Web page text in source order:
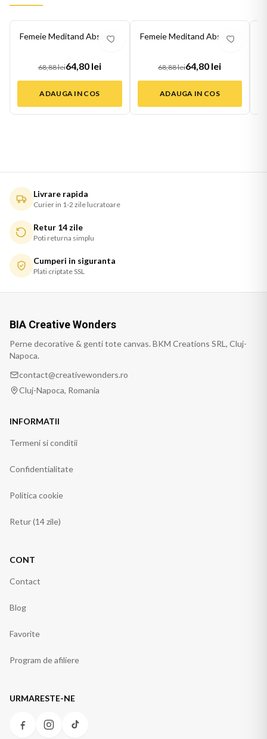
6%
Femeie Meditand Abstract
68,88 lei64,80 lei
ADAUGA IN COS
6%
Femeie Meditand Abstract
68,88 lei64,80 lei
ADAUGA IN COS
Livrare rapida
Curier in 1-2 zile lucratoare
Retur 14 zile
Poti returna simplu
Cumperi in siguranta
Plati criptate SSL
BIA Creative Wonders
Perne decorative & genti tote canvas. BKM Creations SRL, Cluj-
Napoca.
contact@creativewonders.ro
Cluj-Napoca, Romania
INFORMATII
Termeni si conditii
Confidentialitate
Politica cookie
Retur (14 zile)
CONT
Contact
Blog
Favorite
Program de afiliere
URMARESTE-NE